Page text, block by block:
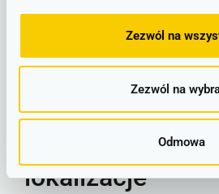
Zezwól na
Zezwól na
Odmowa
Wrocław
Wrocław
lokalizacje